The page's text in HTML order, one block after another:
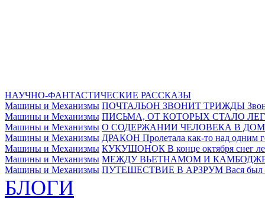
НАУЧНО-ФАНТАСТИЧЕСКИЕ РАССКАЗЫ
Машины и Механизмы ПОЧТАЛЬОН ЗВОНИТ ТРИЖДЫ
Машины и Механизмы ПИСЬМА, ОТ КОТОРЫХ СТАЛО
Машины и Механизмы О СОДЕРЖАНИИ ЧЕЛОВЕКА В
Машины и Механизмы ДРАКОН Пролетала как-то над одним
Машины и Механизмы КУКУШОНОК В конце октября снег
Машины и Механизмы МЕЖДУ ВЬЕТНАМОМ И
Машины и Механизмы ПУТЕШЕСТВИЕ В АРЗРУМ Вася был
БЛОГИ